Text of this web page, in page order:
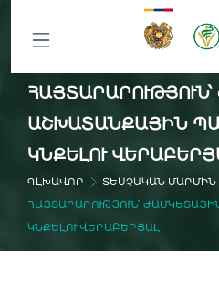
ԲՈԼՈՐ
ԲԱԺԻՆՆԵՐԸ
ԱՇԽԱՏԱՆՔԱՅԻՆ
ԿՆՔԵԼՈՒ
ԳԼԽԱՎՈՐ ՏԵՍՉԱԿԱՆ ՄԱՐՄԻՆ
ՀԱՅՏԱՐԱՐՈՒԹՅՈՒՆ՝
ԿՆՔԵԼՈՒ ՎԵՐԱԲԵՐՅԱԼ